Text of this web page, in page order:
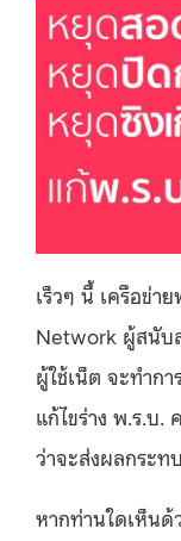
เร็วๆ นี้ เครือข่า
Network ผู้สนับ
ผู้ใช้เน็ต จะทำก
แก้ไขร่าง พ.ร.บ.
ว่าจะส่งผลกระท
หากท่านใดเห็น